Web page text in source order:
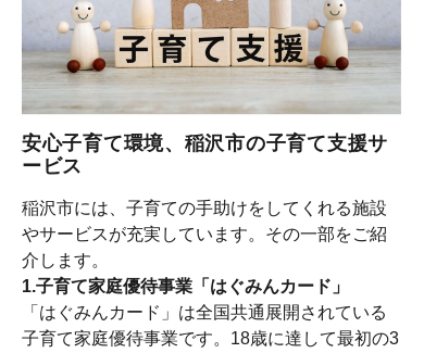
安心子育て環境、稲沢市の子育て支援サ
ービス
稲沢市には、子育ての手助けをしてくれる施設
やサービスが充実しています。その一部をご紹
介します。
1.子育て家庭優待事業「はぐみんカード」
「はぐみんカード」は全国共通展開されている
子育て家庭優待事業です。18歳に達して最初の3